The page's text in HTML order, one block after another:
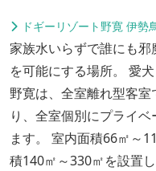
ドギーリゾート野寛 伊勢
家族水いらずで誰にも
を可能にする場所。 愛
野寛は、全室離れ型客
り、全室個別にプライ
ます。 室内面積66㎡～
積140㎡～330㎡を設置